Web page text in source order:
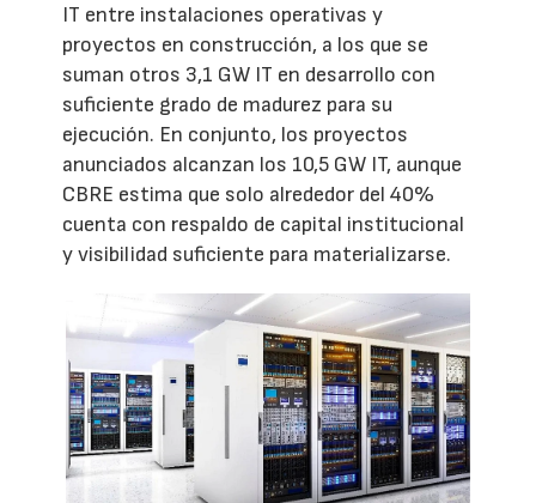
IT entre instalaciones operativas y
proyectos en construcción, a los que se
suman otros 3,1 GW IT en desarrollo con
suficiente grado de madurez para su
ejecución. En conjunto, los proyectos
anunciados alcanzan los 10,5 GW IT, aunque
CBRE estima que solo alrededor del 40%
cuenta con respaldo de capital institucional
y visibilidad suficiente para materializarse.